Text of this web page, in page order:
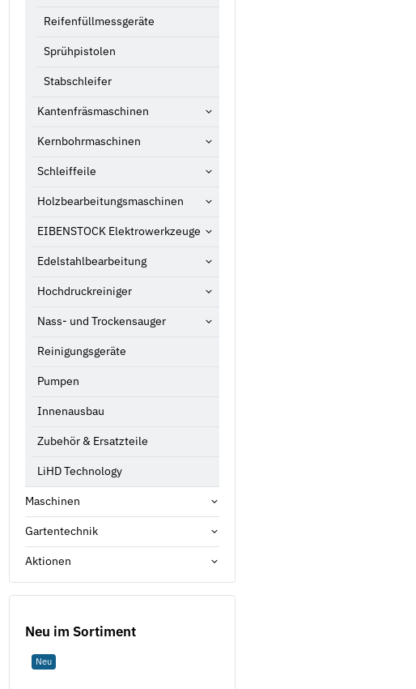
Reifenfüllmessgeräte
Sprühpistolen
Stabschleifer
Kantenfräsmaschinen
Kernbohrmaschinen
Schleiffeile
Holzbearbeitungsmaschinen
EIBENSTOCK Elektrowerkzeuge
Edelstahlbearbeitung
Hochdruckreiniger
Nass- und Trockensauger
Reinigungsgeräte
Pumpen
Innenausbau
Zubehör & Ersatzteile
LiHD Technology
Maschinen
Gartentechnik
Aktionen
Neu im Sortiment
Neu